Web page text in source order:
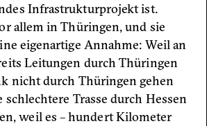
Infrastrukturprojekt ist.
allem in Thüringen, und sie
eigenartige Annahme: Weil an
Leitungen durch Thüringen
nicht durch Thüringen gehen
schlechtere Trasse durch Hessen
weil es – hundert Kilometer